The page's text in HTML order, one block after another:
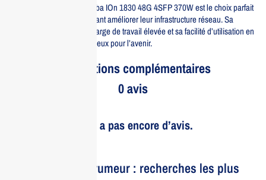
En conclusion, le switch Aruba IOn 1830 48G 4SFP 370W est le choix parfait
pour les entreprises souhaitant améliorer leur infrastructure réseau. Sa
capacité à supporter une charge de travail élevée et sa facilité d’utilisation en
font un investissement judicieux pour l’avenir.
Informations complémentaires
0 avis
Il n’y a pas encore d’avis.
Le bruit et la rumeur : recherches les plus